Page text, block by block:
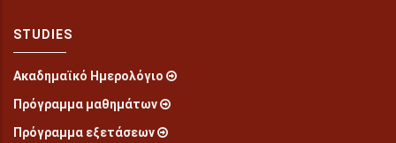
STUDIES
Ακαδημαϊκό Ημερολόγιο
Πρόγραμμα μαθημάτων
Πρόγραμμα εξετάσεων